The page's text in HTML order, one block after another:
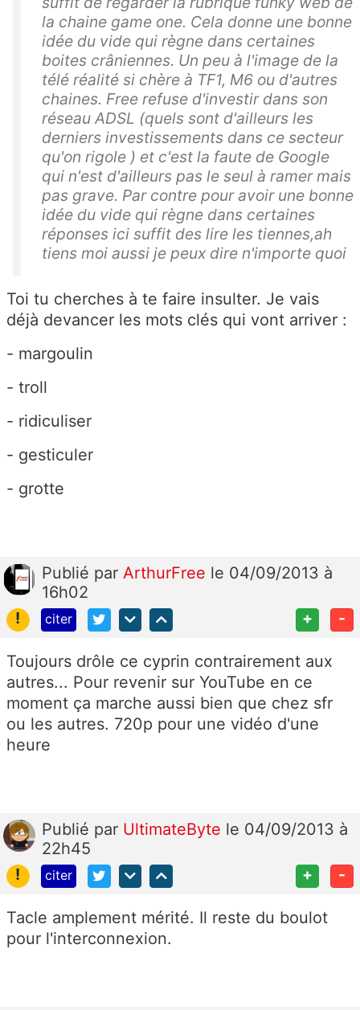
la chaine game one. Cela donne une bonne
idée du vide qui règne dans certaines
boites crâniennes. Un peu à l'image de la
télé réalité si chère à TF1, M6 ou d'autres
chaines. Free refuse d'investir dans son
réseau ADSL (quels sont d'ailleurs les
derniers investissements dans ce secteur
qu'on rigole ) et c'est la faute de Google
qui n'est d'ailleurs pas le seul à ramer mais
pas grave. Par contre pour avoir une bonne
idée du vide qui règne dans certaines
réponses ici suffit des lire les tiennes,ah
tiens moi aussi je peux dire n'importe quoi
Toi tu cherches à te faire insulter. Je vais
déjà devancer les mots clés qui vont arriver :
- margoulin
- troll
- ridiculiser
- gesticuler
- grotte
Publié par ArthurFree le 04/09/2013 à
16h02
!
citer + -
Toujours drôle ce cyprin contrairement aux
autres... Pour revenir sur YouTube en ce
moment ça marche aussi bien que chez sfr
ou les autres. 720p pour une vidéo d'une
heure
Publié par UltimateByte le 04/09/2013 à
22h45
!
citer + -
Tacle amplement mérité. Il reste du boulot
pour l'interconnexion.